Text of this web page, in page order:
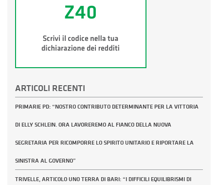
ARTICOLI RECENTI
PRIMARIE PD: “NOSTRO CONTRIBUTO DETERMINANTE PER LA VITTORIA
DI ELLY SCHLEIN. ORA LAVOREREMO AL FIANCO DELLA NUOVA
SEGRETARIA PER RICOMPORRE LO SPIRITO UNITARIO E RIPORTARE LA
SINISTRA AL GOVERNO”
TRIVELLE, ARTICOLO UNO TERRA DI BARI: “I DIFFICILI EQUILIBRISMI DI